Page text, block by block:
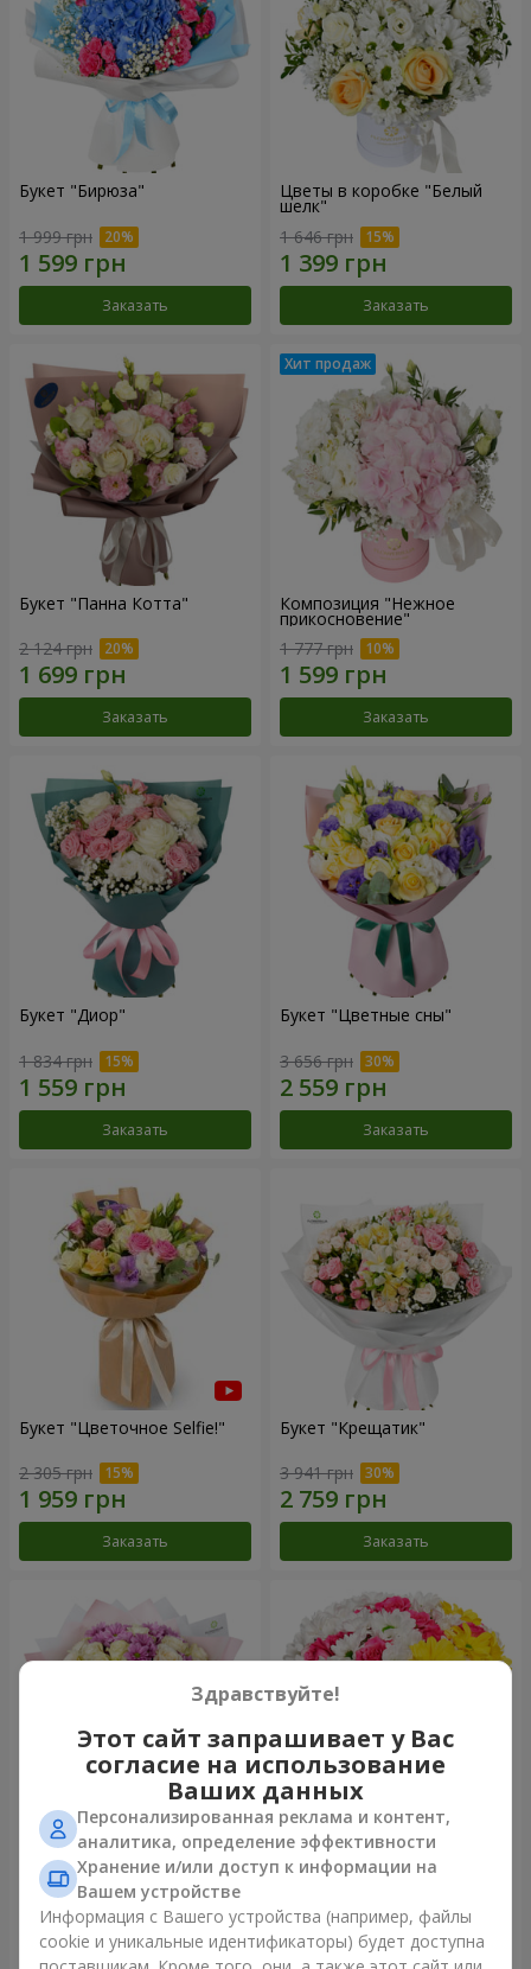
Букет "Бирюза"
1 999 грн
Заказать
Цветы в коробке "Белый
шелк"
1 646 грн
Заказать
Букет "Панна Котта"
2 124 грн
Заказать
Композиция "Нежное
прикосновение"
1 777 грн
Заказать
Букет "Диор"
1 834 грн
Заказать
Букет "Цветные сны"
3 656 грн
Заказать
Букет "Цветочное Selfie!"
2 305 грн
Заказать
Букет "Крещатик"
3 941 грн
Заказать
Букет "Дежавю"
2 469 грн
Заказать
Цветы в коробке "Мое
сердце"
Заказать
Здравствуйте!
Этот сайт запрашивает у Вас
согласие на использование
Ваших данных
Персонализированная реклама и контент,
аналитика, определение эффективности
Хранение и/или доступ к информации на
Вашем устройстве
Информация с Вашего устройства (например, файлы
cookie и уникальные идентификаторы) будет доступна